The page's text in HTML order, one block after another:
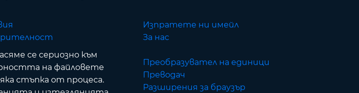
се сериозно към
на файловете
стъпка от процеса.
Изпратете ни имейл
За нас
Преобразувател на единици
Преводач
Разширения за браузър